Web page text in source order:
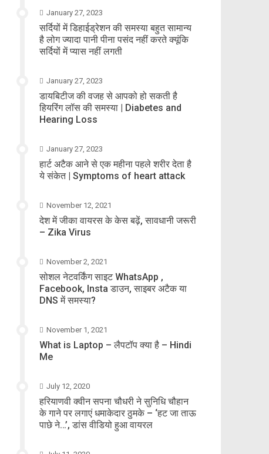
January 27, 2023
सर्दियों में डिहाईड्रेशन की समस्या बहुत सामान्य
है लोग ज्यादा पानी पीना पसंद नहीं करते क्यूंकि
सर्दियों में प्यास नहीं लगती
January 27, 2023
डायबिटीज की वजह से आपको हो सकती है
हियरिंग लॉस की समस्या | Diabetes and
Hearing Loss
January 27, 2023
हार्ट अटैक आने से एक महीना पहले शरीर देता है
ये संकेत | Symptoms of heart attack
November 12, 2021
देश में जीका वायरस के केस बढ़ें, सावधानी जरूरी
– Zika Virus
November 2, 2021
सोशल नेटवर्किंग साइट WhatsApp ,
Facebook, Insta डाउन, साइबर अटैक या
DNS में समस्या?
November 1, 2021
What is Laptop – लैपटॉप क्या है – Hindi
Me
July 12, 2020
हरियाणवी क्वीन सपना चौधरी ने सुनिधि चौहान
के गाने पर लगाएं धमाकेदार ठुमके – ‘हट जा ताऊ
पाछे ने…’, डांस वीडियो हुआ वायरल